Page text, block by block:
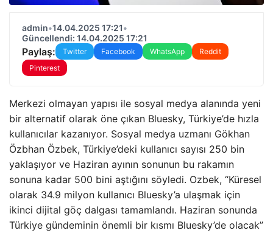
admin•14.04.2025 17:21•
Güncellendi: 14.04.2025 17:21
Paylaş: Twitter Facebook WhatsApp
Reddit
Pinterest
Merkezi olmayan yapısı ile sosyal medya alanında yeni
bir alternatif olarak öne çıkan Bluesky, Türkiye’de hızla
kullanıcılar kazanıyor. Sosyal medya uzmanı Gökhan
Özbhan Özbek, Türkiye’deki kullanıcı sayısı 250 bin
yaklaşıyor ve Haziran ayının sonunun bu rakamın
sonuna kadar 500 bini aştığını söyledi. Ozbek, “Küresel
olarak 34.9 milyon kullanıcı Bluesky’a ulaşmak için
ikinci dijital göç dalgası tamamlandı. Haziran sonunda
Türkiye gündeminin önemli bir kısmı Bluesky’de olacak”